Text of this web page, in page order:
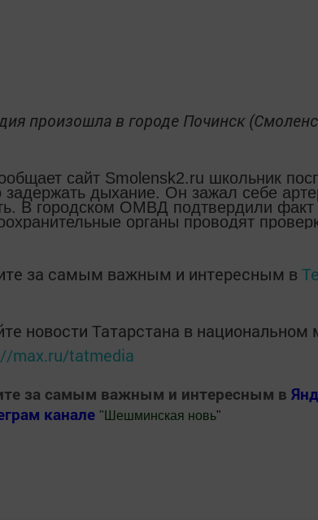
произошла в городе Починск
сайт Smolensk2.ru школьник
задержать дыхание. Он зажал себе
В городском ОМВД подтвердили факт
органы проводят
за самым важным и интересным в
новости Татарстана в
max.ru/tatmedia
за самым важным и интересным в
канале " Шешминская новь"